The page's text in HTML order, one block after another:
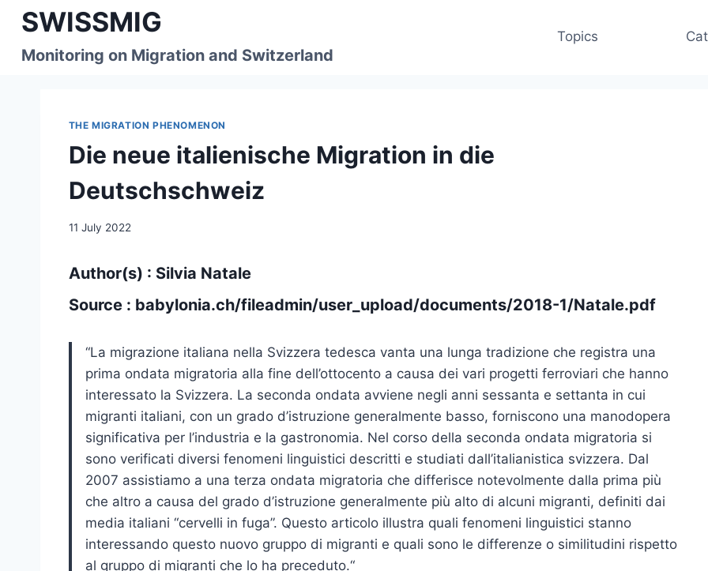
Skip
content
SWISSMIG
Monitoring on Migration and Switzerland
Topics
THE MIGRATION PHENOMENON
Die neue italienische Migration in die
Deutschschweiz
11 July 2022
Author(s) : Silvia Natale
Source : babylonia.ch/fileadmin/user_upload/documents/2018-1/Natale.pdf
“La migrazione italiana nella Svizzera tedesca vanta una lunga tradizione che registra una
prima ondata migratoria alla fine dell’ottocento a causa dei vari progetti ferroviari che hanno
interessato la Svizzera. La seconda ondata avviene negli anni sessanta e settanta in cui
migranti italiani, con un grado d’istruzione generalmente basso, forniscono una manodopera
significativa per l’industria e la gastronomia. Nel corso della seconda ondata migratoria si
sono verificati diversi fenomeni linguistici descritti e studiati dall’italianistica svizzera. Dal
2007 assistiamo a una terza ondata migratoria che differisce notevolmente dalla prima più
che altro a causa del grado d’istruzione generalmente più alto di alcuni migranti, definiti dai
media italiani “cervelli in fuga”. Questo articolo illustra quali fenomeni linguistici stanno
interessando questo nuovo gruppo di migranti e quali sono le differenze o similitudini rispetto
al gruppo di migranti che lo ha preceduto.“